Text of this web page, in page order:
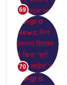
69
70